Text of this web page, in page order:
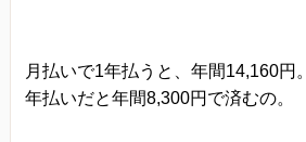
月払いで1年払うと、年間14,160円。
年払いだと年間8,300円で済むの。